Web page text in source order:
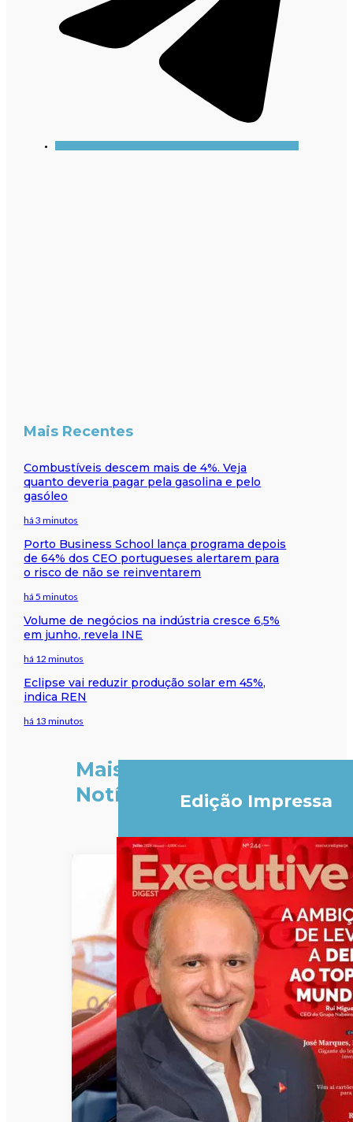
Mais Recentes
Combustíveis descem mais de 4%. Veja
quanto deveria pagar pela gasolina e pelo
gasóleo
há 3 minutos
Porto Business School lança programa depois
de 64% dos CEO portugueses alertarem para
o risco de não se reinventarem
há 5 minutos
Volume de negócios na indústria cresce 6,5%
em junho, revela INE
há 12 minutos
Eclipse vai reduzir produção solar em 45%,
indica REN
há 13 minutos
Mais
Notícias
Edição Impressa